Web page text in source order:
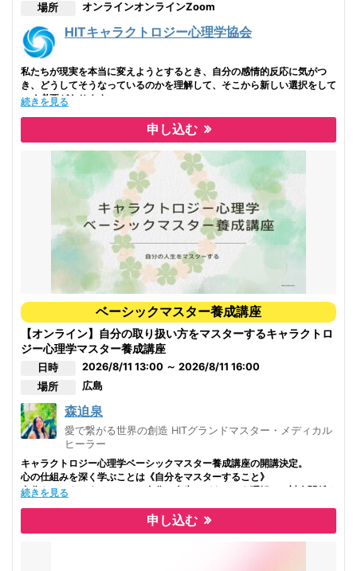
なるほどと腑に落ちて、自分に必要なことが必ず得られると思います
(^^)/
自分の世界の見え方が変わります。
困りごとや不安ごとが、希望や面白い！ああそうか、に変わっていく
自分の内側の震えるような体験を一緒にしていきませんか。
２日間、３日間での分割開催（３時間×２日間）でも開催可能です。
（分割お勧めです！！）
日程のご希望などもございましたらお気軽にお問い合わせください。
場所
オンラインオンラインZoom
HITキャラクトロジー心理学協会
私たちが現実を本当に変えようとするとき、自分の感情的反応に気がつ
き、どうしてそうなっているのかを理解して、そこから新しい選択をして
いく必要があります。
選んでいいか分からないから誰もが悩み、何をやっても変えられないと思
うのです。
心理プロセスグループではこの「ハイヤーセルフ」を選び、新しい方向、
ありとあらゆる可能性に開く体験をしていく、安心で安全な空間です。
全国各地で開催されている心理プロセスグループはどの地域も即満員御礼
になる人気のクラス。
協会主催の講座に参加されたことがない方も参加可です。
続きを見る
申し込む
ベーシックマスター養成講座
【オンライン】自分の取り扱い方をマスターするキャラクトロ
ジー心理学マスター養成講座
日時
2026/8/11 13:00 ～ 2026/8/11 16:00
場所
広島
森迫泉
愛で繋がる世界の創造 HITグランドマスター・メディカル
ヒーラー
キャラクトロジー心理学ベーシックマスター養成講座の開講決定。
心の仕組みを深く学ぶことは《自分をマスターすること》
自分をマスターすることで、自分の人生のパターンを理解し、対人関係や
丁寧にお伝えします。体感ワークを含む21時間。
続きを見る
申し込む